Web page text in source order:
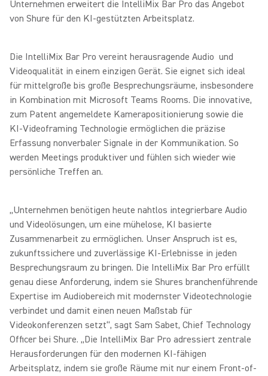
Unternehmen erweitert die IntelliMix Bar Pro das Angebot
von Shure für den KI-gestützten Arbeitsplatz.
Die IntelliMix Bar Pro vereint herausragende Audio und
Videoqualität in einem einzigen Gerät. Sie eignet sich ideal
für mittelgroße bis große Besprechungsräume, insbesondere
in Kombination mit Microsoft Teams Rooms. Die innovative,
zum Patent angemeldete Kamerapositionierung sowie die
KI-Videoframing Technologie ermöglichen die präzise
Erfassung nonverbaler Signale in der Kommunikation. So
werden Meetings produktiver und fühlen sich wieder wie
persönliche Treffen an.
„Unternehmen benötigen heute nahtlos integrierbare Audio
und Videolösungen, um eine mühelose, KI basierte
Zusammenarbeit zu ermöglichen. Unser Anspruch ist es,
zukunftssichere und zuverlässige KI-Erlebnisse in jeden
Besprechungsraum zu bringen. Die IntelliMix Bar Pro erfüllt
genau diese Anforderung, indem sie Shures branchenführende
Expertise im Audiobereich mit modernster Videotechnologie
verbindet und damit einen neuen Maßstab für
Videokonferenzen setzt“, sagt Sam Sabet, Chief Technology
Officer bei Shure. „Die IntelliMix Bar Pro adressiert zentrale
Herausforderungen für den modernen KI-fähigen
Arbeitsplatz, indem sie große Räume mit nur einem Front-of-